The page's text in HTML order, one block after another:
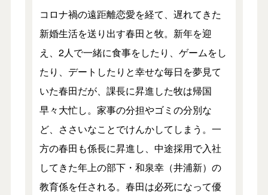
コロナ禍の遠距離恋愛を経て、遅れてきた
新婚生活を送り出す春田と牧。新年を迎
え、2人で一緒に食事をしたり、ゲームをし
たり、デートしたりと幸せな毎日を夢見て
いた春田だが、課長に昇進した牧は帰国
早々大忙し。家事の分担やゴミの分別な
ど、ささいなことでけんかしてしまう。一
方の春田も係長に昇進し、中途採用で入社
してきた年上の部下・和泉幸（井浦新）の
教育係を任される。春田は必死になって優